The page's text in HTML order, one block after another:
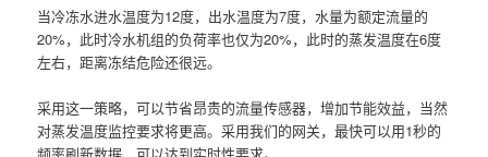
当冷冻水进水温度为12度，出水温度为7度，水量为额定流量的
20%，此时冷水机组的负荷率也仅为20%，此时的蒸发温度在6度
左右，距离冻结危险还很远。
采用这一策略，可以节省昂贵的流量传感器，增加节能效益，当然
对蒸发温度监控要求将更高。采用我们的网关，最快可以用1秒的